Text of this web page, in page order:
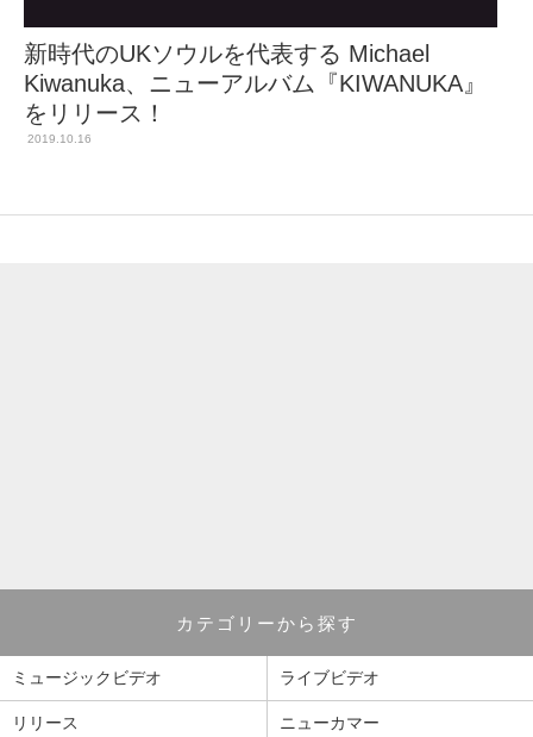
新時代のUKソウルを代表する Michael
Kiwanuka、ニューアルバム『KIWANUKA』
をリリース！
2019.10.16
カテゴリーから探す
ミュージックビデオ ライブビデオ
リリース ニューカマー